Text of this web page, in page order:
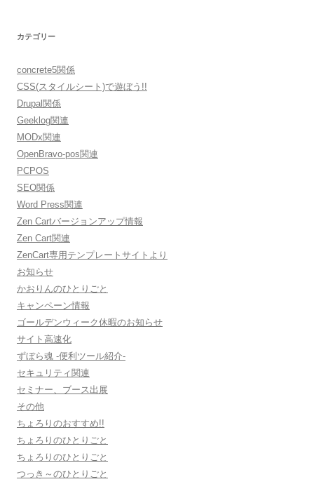
カテゴリー
concrete5関係
CSS(スタイルシート)で遊ぼう!!
Drupal関係
Geeklog関連
MODx関連
OpenBravo-pos関連
PCPOS
SEO関係
Word Press関連
Zen Cartバージョンアップ情報
Zen Cart関連
ZenCart専用テンプレートサイトより
お知らせ
かおりんのひとりごと
キャンペーン情報
ゴールデンウィーク休暇のお知らせ
サイト高速化
ずぼら魂 -便利ツール紹介-
セキュリティ関連
セミナー、ブース出展
その他
ちょろりのおすすめ!!
ちょろりのひとりごと
ちょろりのひとりごと
つっき～のひとりごと